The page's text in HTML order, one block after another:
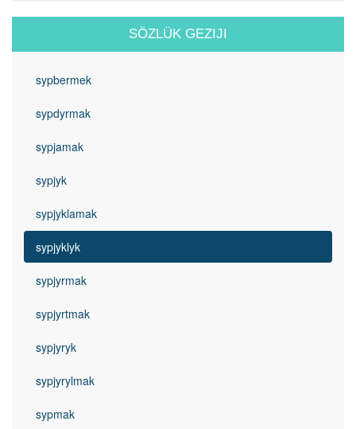
SÖZLÜK GEZIJI
sypbermek
sypdyrmak
sypjamak
sypjyk
sypjyklamak
sypjyklyk
sypjyrmak
sypjyrtmak
sypjyryk
sypjyrylmak
sypmak